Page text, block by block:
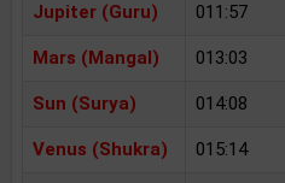
Jupiter (Guru) 011:57
Mars (Mangal) 013:03
Sun (Surya) 014:08
Venus (Shukra) 015:14